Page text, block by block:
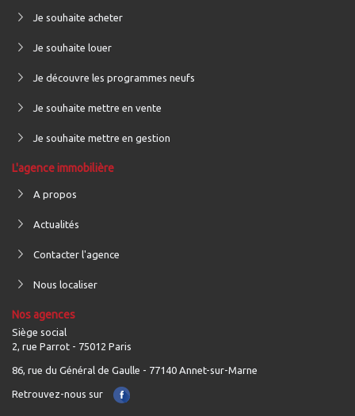
Je souhaite acheter
Je souhaite louer
Je découvre les programmes neufs
Je souhaite mettre en vente
Je souhaite mettre en gestion
L'agence immobilière
A propos
Actualités
Contacter l'agence
Nous localiser
Nos agences
Siège social
2, rue Parrot - 75012 Paris
86, rue du Général de Gaulle - 77140 Annet-sur-Marne
Retrouvez-nous sur